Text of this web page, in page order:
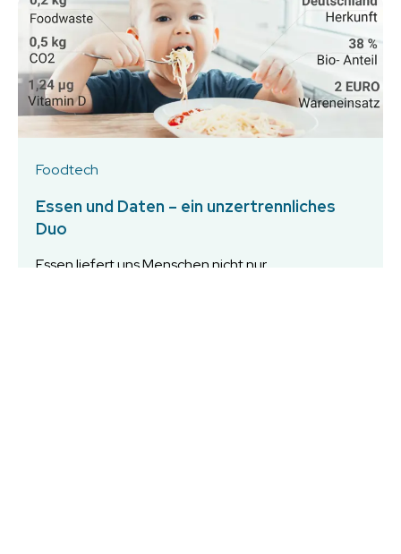
Foodtech
Essen und Daten – ein unzertrennliches
Duo
Essen liefert uns Menschen nicht nur